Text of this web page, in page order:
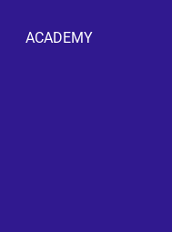
ACADEMY